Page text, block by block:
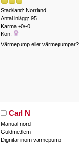
Stad/land: Norrland
Antal inlägg: 95
Karma +0/-0
Kön:
Värmepump eller värmepumpar?
Carl N
Manual-nörd
Guldmedlem
Dignitär inom värmepump